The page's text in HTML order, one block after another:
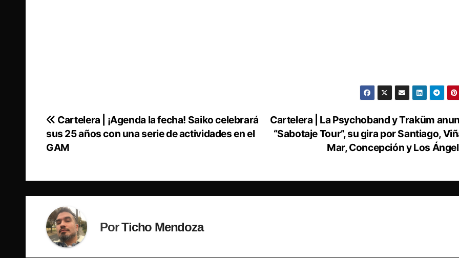
Navegación
de
Cartelera | La Psychoband y Traküm
“Sabotaje Tour”, su gira por Santiago,
Mar, Concepción y Los
Cartelera | ¡Agenda la fecha! Saiko celebrará
sus 25 años con una serie de actividades en el
GAM
PorTicho Mendoza